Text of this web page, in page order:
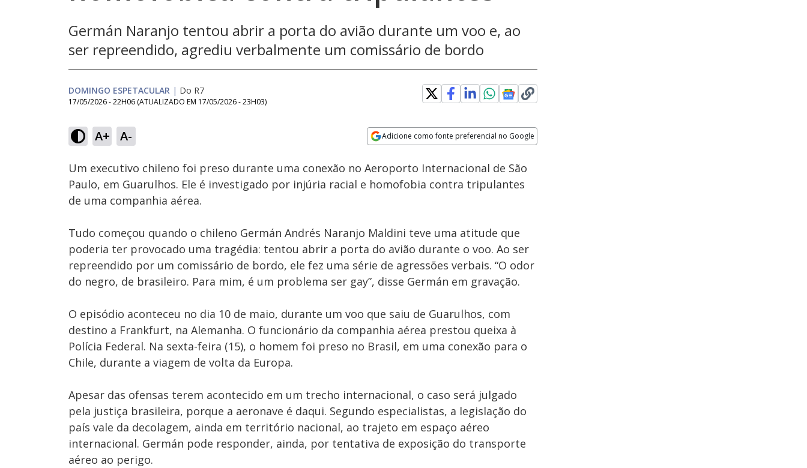
Germán Naranjo tentou abrir a porta do avião durante um voo e, ao
ser repreendido, agrediu verbalmente um comissário de bordo
DOMINGO ESPETACULAR | Do R7
17/05/2026 - 22H06 (ATUALIZADO EM 17/05/2026 - 23H03)
A+ A- Adicione como fonte preferencial no Google
Ativar
Som
Velocidade
Um executivo chileno foi preso durante uma conexão no Aeroporto Internacional de São
Paulo, em Guarulhos. Ele é investigado por injúria racial e homofobia contra tripulantes
de uma companhia aérea.
Tudo começou quando o chileno Germán Andrés Naranjo Maldini teve uma atitude que
poderia ter provocado uma tragédia: tentou abrir a porta do avião durante o voo. Ao ser
repreendido por um comissário de bordo, ele fez uma série de agressões verbais. “O odor
do negro, de brasileiro. Para mim, é um problema ser gay”, disse Germán em gravação.
O episódio aconteceu no dia 10 de maio, durante um voo que saiu de Guarulhos, com
destino a Frankfurt, na Alemanha. O funcionário da companhia aérea prestou queixa à
Polícia Federal. Na sexta-feira (15), o homem foi preso no Brasil, em uma conexão para o
Chile, durante a viagem de volta da Europa.
Apesar das ofensas terem acontecido em um trecho internacional, o caso será julgado
pela justiça brasileira, porque a aeronave é daqui. Segundo especialistas, a legislação do
país vale da decolagem, ainda em território nacional, ao trajeto em espaço aéreo
internacional. Germán pode responder, ainda, por tentativa de exposição do transporte
aéreo ao perigo.